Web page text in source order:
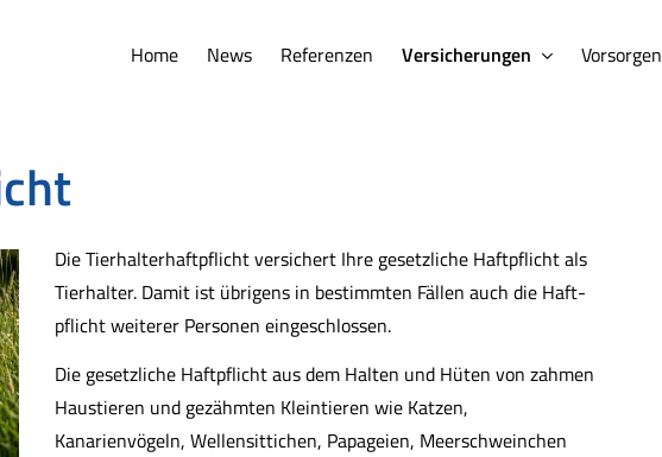
Home News Referenzen Versicherungen Vorsorgen
Die Tierhalterhaftpflicht versichert Ihre gesetzliche Haft­pflicht als
Tierhalter. Damit ist übrigens in bestimmten Fällen auch die Haft­
pflicht weiterer Per­sonen eingeschlossen.
Die gesetzliche Haft­pflicht aus dem Halten und Hüten von zahmen
Haustieren und gezähmten Kleintieren wie Katzen,
Kanarienvögeln, Wellensittichen, Papageien, Meerschweinchen